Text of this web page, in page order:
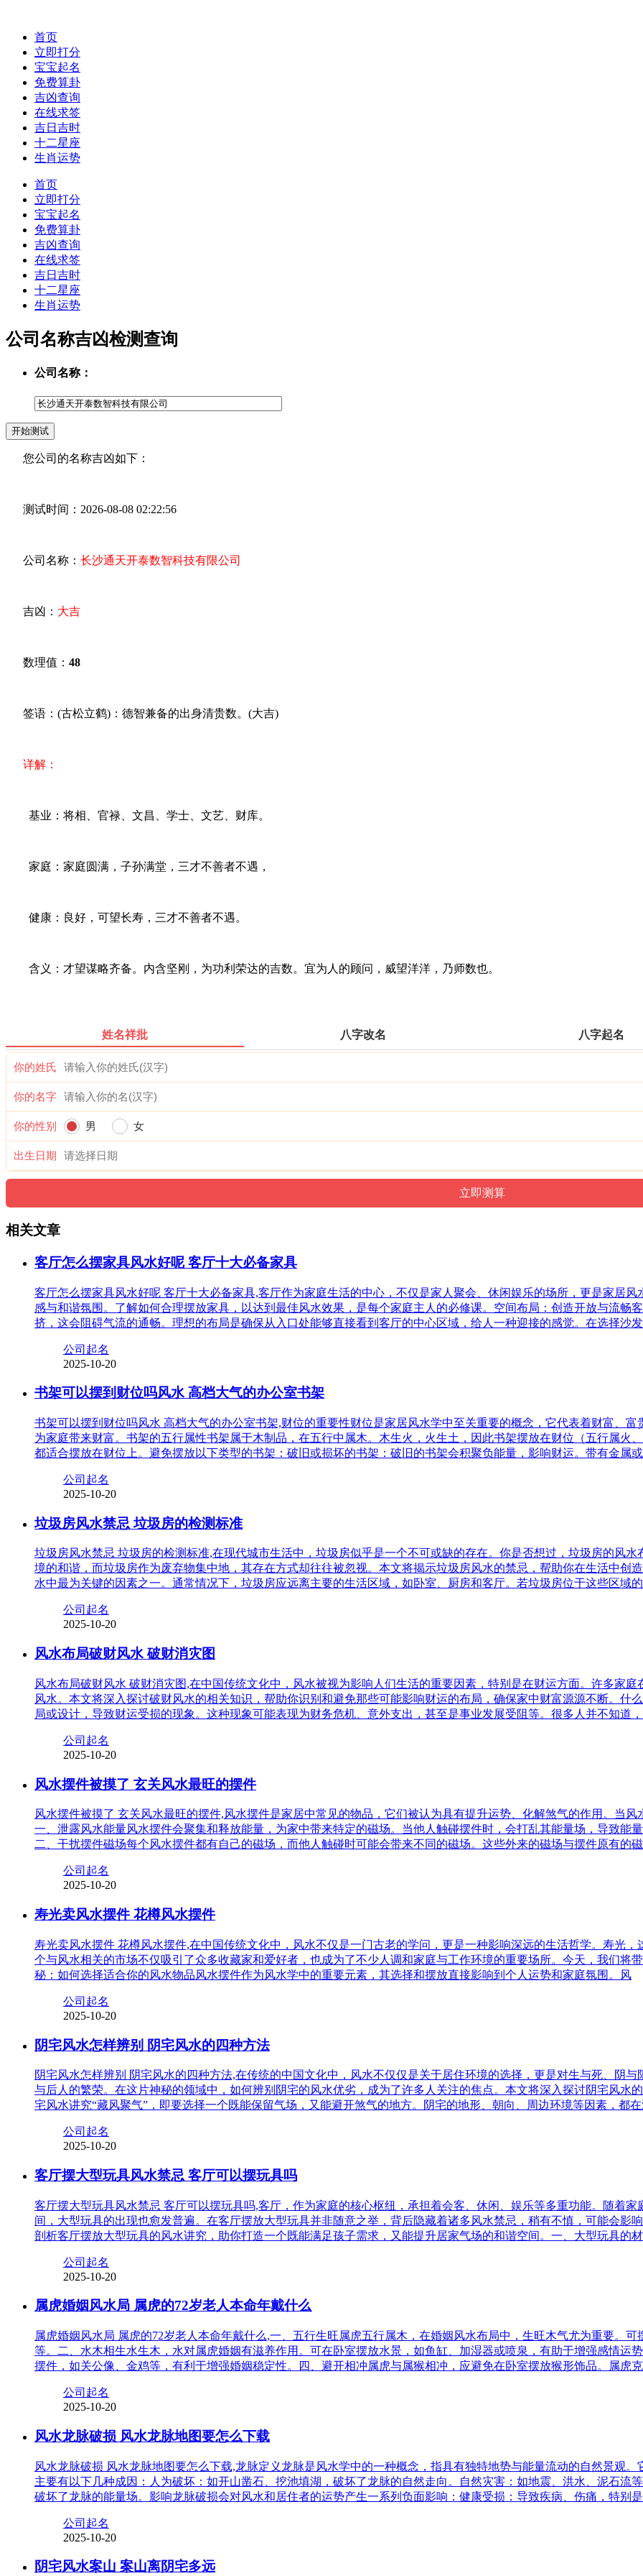
首页
立即打分
宝宝起名
免费算卦
吉凶查询
在线求签
吉日吉时
十二星座
生肖运势
首页
立即打分
宝宝起名
免费算卦
吉凶查询
在线求签
吉日吉时
十二星座
生肖运势
公司名称吉凶检测查询
公司名称：
您公司的名称吉凶如下：
测试时间：2026-08-08 02:22:56
公司名称： 长沙通天开泰数智科技有限公司
吉凶： 大吉
数理值： 48
签语：(古松立鹤)：德智兼备的出身清贵数。(大吉)
详解：
基业：将相、官禄、文昌、学士、文艺、财库。
家庭：家庭圆满，子孙满堂，三才不善者不遇，
健康：良好，可望长寿，三才不善者不遇。
含义：才望谋略齐备。内含坚刚，为功利荣达的吉数。宜为人的顾问，威望洋洋，乃师数也。
姓名祥批 八字改名 八字起名
你的姓氏
你的名字
你的性别 男 女
出生日期
相关文章
客厅怎么摆家具风水好呢 客厅十大必备家具
客厅怎么摆家具风水好呢 客厅十大必备家具,客厅作为家庭生活的中心，不仅是家人聚会、休闲娱乐的场所，更是家居
感与和谐氛围。了解如何合理摆放家具，以达到最佳风水效果，是每个家庭主人的必修课。空间布局：创造开放与流畅
挤，这会阻碍气流的通畅。理想的布局是确保从入口处能够直接看到客厅的中心区域，给人一种迎接的感觉。在选择沙
公司起名
2025-10-20
书架可以摆到财位吗风水 高档大气的办公室书架
书架可以摆到财位吗风水 高档大气的办公室书架,财位的重要性财位是家居风水学中至关重要的概念，它代表着财富、
为家庭带来财富。书架的五行属性书架属于木制品，在五行中属木。木生火，火生土，因此书架摆放在财位（五行属火
都适合摆放在财位上。避免摆放以下类型的书架：破旧或损坏的书架：破旧的书架会积聚负能量，影响财运。带有金属
公司起名
2025-10-20
垃圾房风水禁忌 垃圾房的检测标准
垃圾房风水禁忌 垃圾房的检测标准,在现代城市生活中，垃圾房似乎是一个不可或缺的存在。你是否想过，垃圾房的风
境的和谐，而垃圾房作为废弃物集中地，其存在方式却往往被忽视。本文将揭示垃圾房风水的禁忌，帮助你在生活中创
水中最为关键的因素之一。通常情况下，垃圾房应远离主要的生活区域，如卧室、厨房和客厅。若垃圾房位于这些区域
公司起名
2025-10-20
风水布局破财风水 破财消灾图
风水布局破财风水 破财消灾图,在中国传统文化中，风水被视为影响人们生活的重要因素，特别是在财运方面。许多家
风水。本文将深入探讨破财风水的相关知识，帮助你识别和避免那些可能影响财运的布局，确保家中财富源源不断。什
局或设计，导致财运受损的现象。这种现象可能表现为财务危机、意外支出，甚至是事业发展受阻等。很多人并不知道，
公司起名
2025-10-20
风水摆件被摸了 玄关风水最旺的摆件
风水摆件被摸了 玄关风水最旺的摆件,风水摆件是家居中常见的物品，它们被认为具有提升运势、化解煞气的作用。当
一、泄露风水能量风水摆件会聚集和释放能量，为家中带来特定的磁场。当他人触碰摆件时，会打乱其能量场，导致能
二、干扰摆件磁场每个风水摆件都有自己的磁场，而他人触碰时可能会带来不同的磁场。这些外来的磁场与摆件原有的
公司起名
2025-10-20
寿光卖风水摆件 花樽风水摆件
寿光卖风水摆件 花樽风水摆件,在中国传统文化中，风水不仅是一门古老的学问，更是一种影响深远的生活哲学。寿光
个与风水相关的市场不仅吸引了众多收藏家和爱好者，也成为了不少人调和家庭与工作环境的重要场所。今天，我们将
秘：如何选择适合你的风水物品风水摆件作为风水学中的重要元素，其选择和摆放直接影响到个人运势和家庭氛围。风
公司起名
2025-10-20
阴宅风水怎样辨别 阴宅风水的四种方法
阴宅风水怎样辨别 阴宅风水的四种方法,在传统的中国文化中，风水不仅仅是关于居住环境的选择，更是对生与死、阴
与后人的繁荣。在这片神秘的领域中，如何辨别阴宅的风水优劣，成为了许多人关注的焦点。本文将深入探讨阴宅风水
宅风水讲究“藏风聚气”，即要选择一个既能保留气场，又能避开煞气的地方。阴宅的地形、朝向、周边环境等因素，都
公司起名
2025-10-20
客厅摆大型玩具风水禁忌 客厅可以摆玩具吗
客厅摆大型玩具风水禁忌 客厅可以摆玩具吗,客厅，作为家庭的核心枢纽，承担着会客、休闲、娱乐等多重功能。随着
间，大型玩具的出现也愈发普遍。在客厅摆放大型玩具并非随意之举，背后隐藏着诸多风水禁忌，稍有不慎，可能会影
剖析客厅摆放大型玩具的风水讲究，助你打造一个既能满足孩子需求，又能提升居家气场的和谐空间。一、大型玩具的
公司起名
2025-10-20
属虎婚姻风水局 属虎的72岁老人本命年戴什么
属虎婚姻风水局 属虎的72岁老人本命年戴什么,一、五行生旺属虎五行属木，在婚姻风水布局中，生旺木气尤为重要。
等。二、水木相生水生木，水对属虎婚姻有滋养作用。可在卧室摆放水景，如鱼缸、加湿器或喷泉，有助于增强感情运
摆件，如关公像、金鸡等，有利于增强婚姻稳定性。四、避开相冲属虎与属猴相冲，应避免在卧室摆放猴形饰品。属虎
公司起名
2025-10-20
风水龙脉破损 风水龙脉地图要怎么下载
风水龙脉破损 风水龙脉地图要怎么下载,龙脉定义龙脉是风水学中的一种概念，指具有独特地势与能量流动的自然景观
主要有以下几种成因：人为破坏：如开山凿石、挖池填湖，破坏了龙脉的自然走向。自然灾害：如地震、洪水、泥石流
破坏了龙脉的能量场。影响龙脉破损会对风水和居住者的运势产生一系列负面影响：健康受损：导致疾病、伤痛，特别
公司起名
2025-10-20
阴宅风水案山 案山离阴宅多远